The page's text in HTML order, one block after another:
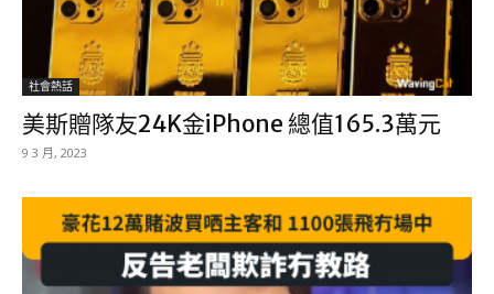
社會熱話
美斯贈隊友24K金iPhone 總值165.3萬元
9 3 月, 2023